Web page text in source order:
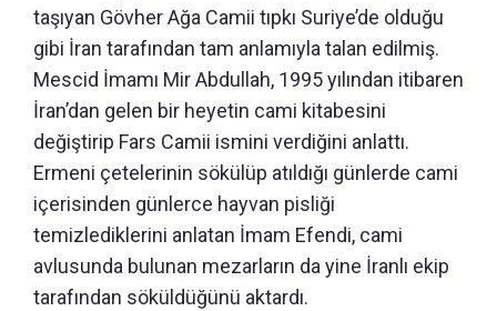
taşıyan Gövher Ağa Camii tıpkı Suriye’de olduğu
gibi İran tarafından tam anlamıyla talan edilmiş.
Mescid İmamı Mir Abdullah, 1995 yılından itibaren
İran’dan gelen bir heyetin cami kitabesini
değiştirip Fars Camii ismini verdiğini anlattı.
Ermeni çetelerinin sökülüp atıldığı günlerde cami
içerisinden günlerce hayvan pisliği
temizlediklerini anlatan İmam Efendi, cami
avlusunda bulunan mezarların da yine İranlı ekip
tarafından söküldüğünü aktardı.